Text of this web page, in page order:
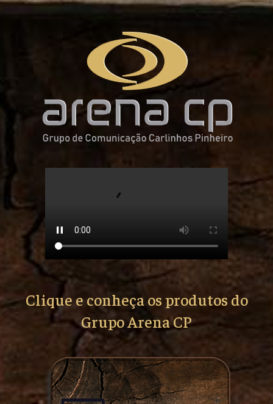
Clique e conheça os produtos do
Grupo Arena CP